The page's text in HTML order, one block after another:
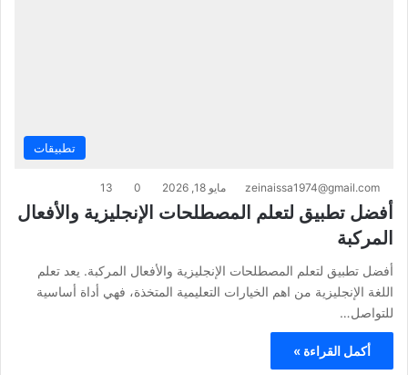
تطبيقات
zeinaissa1974@gmail.com مايو 18, 2026 0
13
أفضل تطبيق لتعلم المصطلحات الإنجليزية والأفعال
المركبة
أفضل تطبيق لتعلم المصطلحات الإنجليزية والأفعال المركبة. يعد تعلم
اللغة الإنجليزية من اهم الخيارات التعليمية المتخذة، فهي أداة أساسية
للتواصل…
أكمل القراءة »